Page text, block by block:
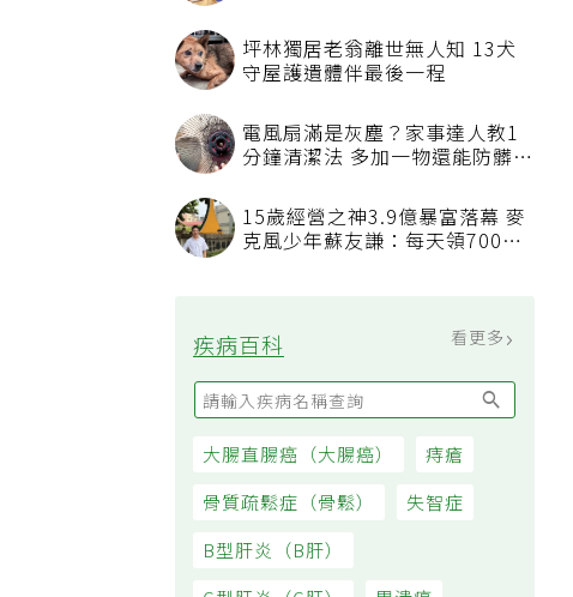
坪林獨居老翁離世無人知 13犬
守屋護遺體伴最後一程
電風扇滿是灰塵？家事達人教1
分鐘清潔法 多加一物還能防髒汙
15歲經營之神3.9億暴富落幕 麥
克風少年蘇友謙：每天領700元
疾病百科 看更多
大腸直腸癌（大腸癌）
痔瘡
骨質疏鬆症（骨鬆）
失智症
B型肝炎（B肝）